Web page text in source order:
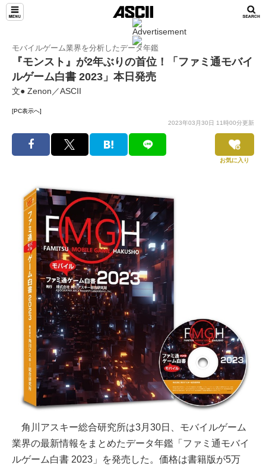
モバイルゲーム業界を分析したデータ年鑑
『モンスト』が2年ぶりの首位！「ファミ通モバイ
ルゲーム⽩書 2023」本日発売
文● Zenon／ASCII
[PC表示へ]
2023年03月30日 11時00分更新
お気に入り
角川アスキー総合研究所は3月30日、モバイルゲーム
業界の最新情報をまとめたデータ年鑑「ファミ通モバイ
ルゲーム白書 2023」を発売した。価格は書籍版が5万